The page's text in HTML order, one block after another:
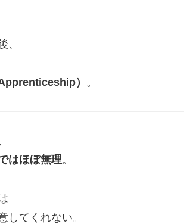
、
）
。
はほぼ無理。
してくれない。